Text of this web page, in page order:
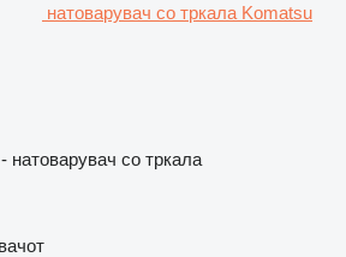
натоварувач со тркала Komatsu
натоварувач со тркала